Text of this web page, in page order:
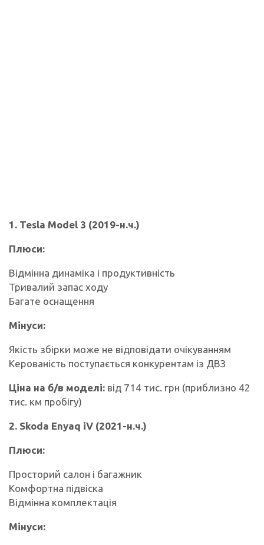
1. Tesla Model 3 (2019-н.ч.)
Плюси:
Відмінна динаміка і продуктивність
Тривалий запас ходу
Багате оснащення
Мінуси:
Якість збірки може не відповідати очікуванням
Керованість поступається конкурентам із ДВЗ
Ціна на б/в моделі: від 714 тис. грн (приблизно 42
тис. км пробігу)
2. Skoda Enyaq iV (2021-н.ч.)
Плюси:
Просторий салон і багажник
Комфортна підвіска
Відмінна комплектація
Мінуси: